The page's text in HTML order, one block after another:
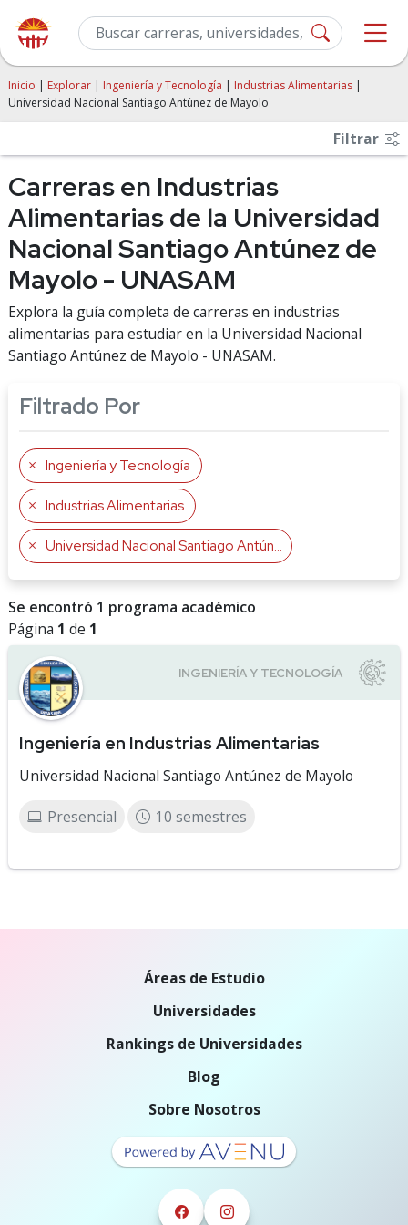
Inicio | Explorar | Ingeniería y Tecnología | Industrias Alimentarias |
Universidad Nacional Santiago Antúnez de Mayolo
Filtrar
Carreras en Industrias
Alimentarias de la Universidad
Nacional Santiago Antúnez de
Mayolo - UNASAM
Explora la guía completa de carreras en industrias
alimentarias para estudiar en la Universidad Nacional
Santiago Antúnez de Mayolo - UNASAM.
Filtrado Por
Ingeniería y Tecnología
Industrias Alimentarias
Universidad Nacional Santiago Antúnez de Mayolo
Se encontró 1 programa académico
Página 1 de 1
Ingeniería en Industrias Alimentarias
Universidad Nacional Santiago Antúnez de Mayolo
Presencial 10 semestres
Áreas de Estudio
Universidades
Rankings de Universidades
Blog
Sobre Nosotros